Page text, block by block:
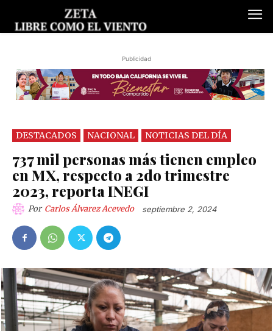
Publicidad
DESTACADOS NACIONAL NOTICIAS DEL DÍA
737 mil personas más tienen empleo
en MX, respecto a 2do trimestre
2023, reporta INEGI
Por Carlos Álvarez Acevedo septiembre 2, 2024